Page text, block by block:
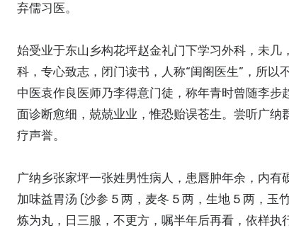
弃儒习医。
始受业于东山乡构花坪赵金礼门下学习外科，未
科，专心致志，闭门读书，人称“闺阁医生”，所
中医袁作良医师乃李得意门徒，称年青时曾随李
面诊断愈细，兢兢业业，惟恐贻误苍生。尝听广
疗声誉。
广纳乡张家坪一张姓男性病人，患唇肿年余，内
加味益胃汤 (沙参 5 两，麦冬 5 两，生地 5 两，玉
炼为丸，日三服，不更方，嘱半年后再看，依样执